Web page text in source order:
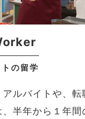
の留学
ルバイトや、転
半年から１年間